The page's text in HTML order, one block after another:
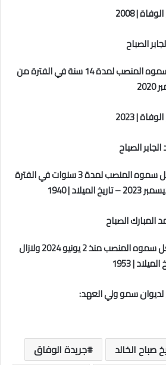
| 2008
الصباح
شغل سموه المنصب لمدة 14 سنة في الفترة من
| 2023
الصباح
شغل سموه المنصب لمدة 3 سنوات في الفترة
–تاريخ الميلاد | 1940
المبارك الصباح
شغل سموه المنصب منذ 2 يونيو 2024 ولازال
| 1953
سمو ولي العهد:
صباح الخالد جريدة الوفاق